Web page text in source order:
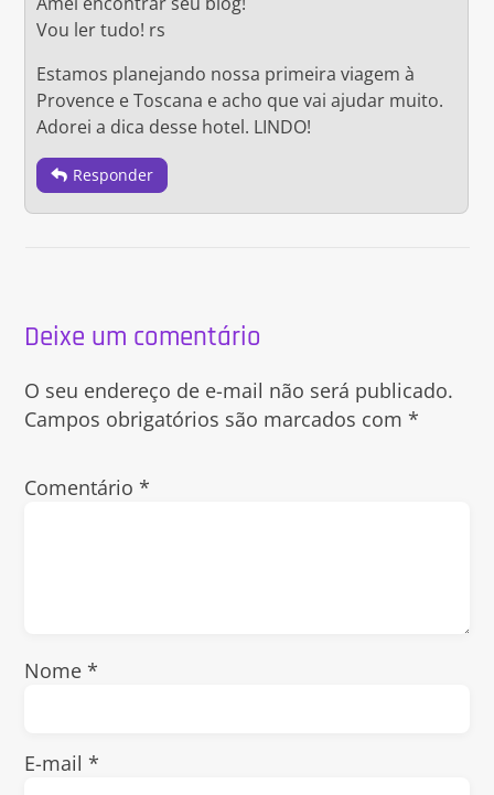
Vou ler tudo! rs
Estamos planejando nossa primeira viagem à
Provence e Toscana e acho que vai ajudar muito.
Adorei a dica desse hotel. LINDO!
Responder
Deixe um comentário
O seu endereço de e-mail não será publicado.
Campos obrigatórios são marcados com*
Comentário*
Nome*
E-mail*